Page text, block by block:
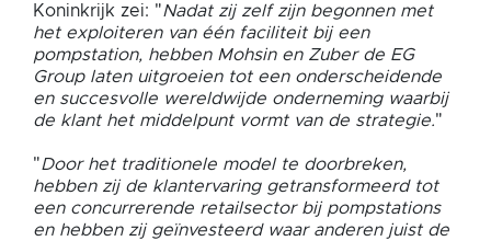
Koninkrijk zei: "Nadat zij zelf zijn begonnen met
het exploiteren van één faciliteit bij een
pompstation, hebben Mohsin en Zuber de EG
Group laten uitgroeien tot een onderscheidende
en succesvolle wereldwijde onderneming waarbij
de klant het middelpunt vormt van de strategie."
"Door het traditionele model te doorbreken,
hebben zij de klantervaring getransformeerd tot
een concurrerende retailsector bij pompstations
en hebben zij geïnvesteerd waar anderen juist de